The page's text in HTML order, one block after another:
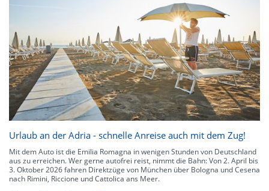
Urlaub an der Adria - schnelle Anreise auch mit dem Zug!
Mit dem Auto ist die Emilia Romagna in wenigen Stunden von Deutschland
aus zu erreichen. Wer gerne autofrei reist, nimmt die Bahn: Von 2. April bis
3. Oktober 2026 fahren Direktzüge von München über Bologna und Cesena
nach Rimini, Riccione und Cattolica ans Meer.